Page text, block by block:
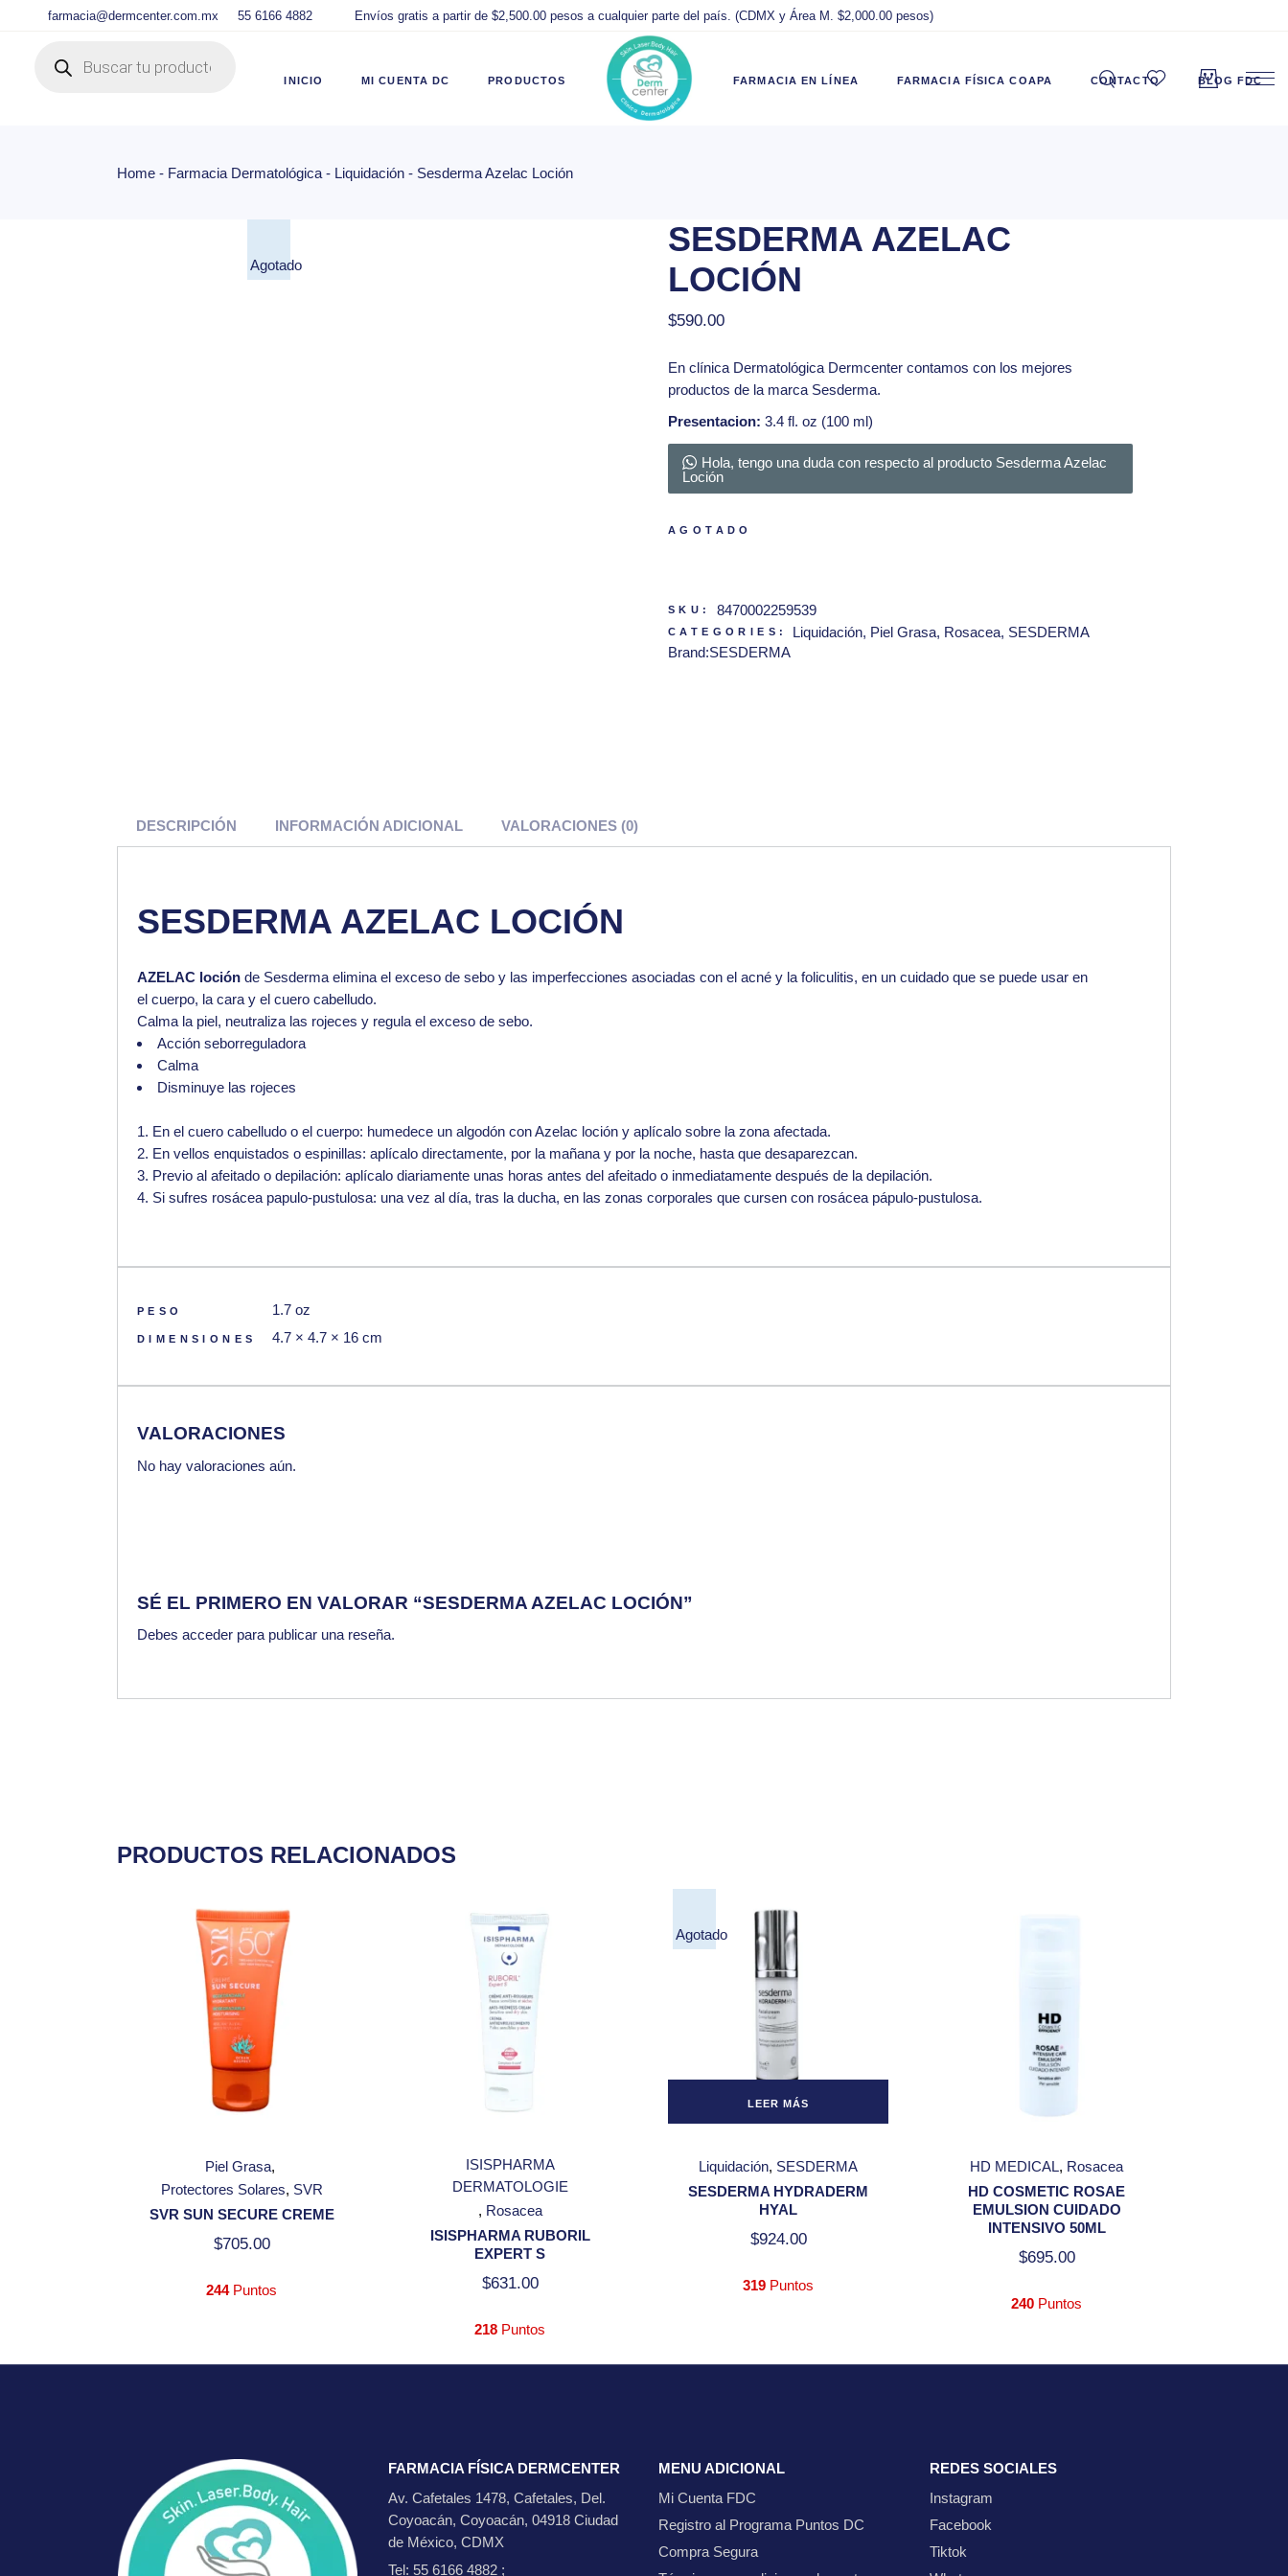
farmacia@dermcenter.com.mx 55 6166 4882 Envíos gratis a partir de $2,500.00 pesos a cualquier parte del país. (CDMX y Área M. $2,000.00 pesos)
INICIO MI CUENTA DC
Ingresar Cuenta
PRODUCTOS
Todos los
FARMACIA EN LÍNEA
Productos
Originales
Preguntas
condiciones de
venta
Políticas de
Devoluciones y
Privacidad
FARMACIA FÍSICA COAPA CONTACTO BLOG FDC
Compra Segura
condiciones de
venta
Políticas de
Aviso de
Home Farmacia Dermatológica Liquidación Sesderma Azelac Loción
Agotado
SESDERMA AZELAC
LOCIÓN
$590.00
En clínica Dermatológica Dermcenter contamos con los mejores
productos de la marca Sesderma.
Presentacion: 3.4 fl. oz (100 ml)
Hola, tengo una duda con respecto al producto Sesderma Azelac
Loción
AGOTADO
SKU: 8470002259539
CATEGORIES: Liquidación, Piel Grasa, Rosacea, SESDERMA
Brand:SESDERMA
DESCRIPCIÓN INFORMACIÓN ADICIONAL VALORACIONES (0)
SESDERMA AZELAC LOCIÓN
AZELAC loción de Sesderma elimina el exceso de sebo y las imperfecciones asociadas con el acné y la foliculitis, en un cuidado que se puede usar en
el cuerpo, la cara y el cuero cabelludo.
Calma la piel, neutraliza las rojeces y regula el exceso de sebo.
Acción seborreguladora
Calma
Disminuye las rojeces
En el cuero cabelludo o el cuerpo: humedece un algodón con Azelac loción y aplícalo sobre la zona afectada.
En vellos enquistados o espinillas: aplícalo directamente, por la mañana y por la noche, hasta que desaparezcan.
Previo al afeitado o depilación: aplícalo diariamente unas horas antes del afeitado o inmediatamente después de la depilación.
Si sufres rosácea papulo-pustulosa: una vez al día, tras la ducha, en las zonas corporales que cursen con rosácea pápulo-pustulosa.
PESO 1.7 oz
DIMENSIONES 4.7 × 4.7 × 16 cm
VALORACIONES
No hay valoraciones aún.
SÉ EL PRIMERO EN VALORAR “SESDERMA AZELAC LOCIÓN”
Debes acceder para publicar una reseña.
PRODUCTOS RELACIONADOS
Piel Grasa
Protectores Solares SVR
SVR SUN SECURE CREME
$705.00
244Puntos
ISISPHARMA
DERMATOLOGIE
Rosacea
ISISPHARMA RUBORIL
EXPERT S
$631.00
218 Puntos
Agotado
LEER MÁS
Liquidación SESDERMA
SESDERMA HYDRADERM
HYAL
$924.00
319 Puntos
HD MEDICAL Rosacea
HD COSMETIC ROSAE
EMULSION CUIDADO
INTENSIVO 50ML
$695.00
240 Puntos
FARMACIA FÍSICA DERMCENTER
Av. Cafetales 1478, Cafetales, Del.
Coyoacán, Coyoacán, 04918 Ciudad
de México, CDMX
Tel: 55 6166 4882 ;
MENU ADICIONAL
Mi Cuenta FDC
Registro al Programa Puntos DC
Compra Segura
REDES SOCIALES
Instagram
Facebook
Tiktok